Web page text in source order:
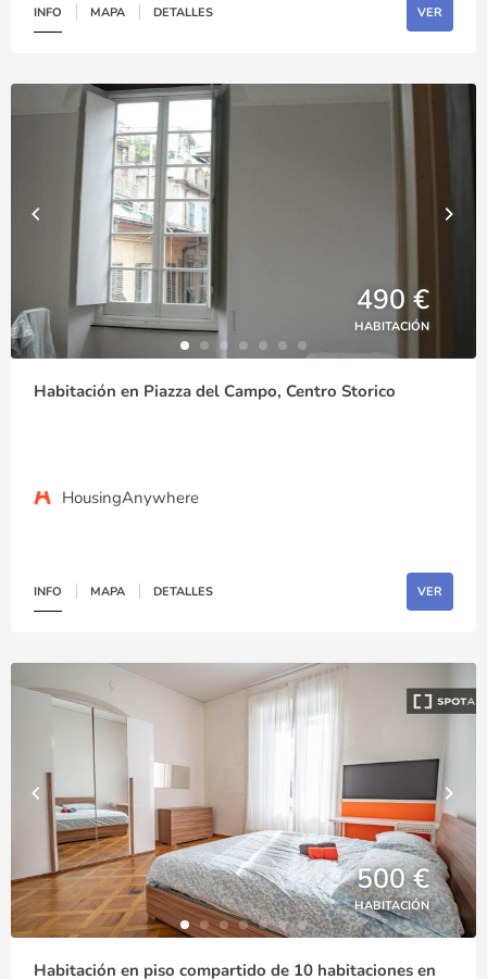
INFO MAPA DETALLES VER
490 €
HABITACIÓN
Habitación en Piazza del Campo, Centro Storico
HousingAnywhere
INFO MAPA DETALLES VER
500 €
HABITACIÓN
Habitación en piso compartido de 10 habitaciones en